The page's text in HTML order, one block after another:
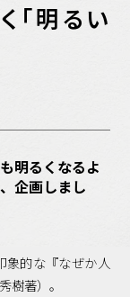
「明るい
明るくなるよ
企画しまし
象的な『なぜか人
樹著）。